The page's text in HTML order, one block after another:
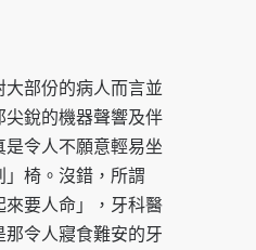
大部份的病人而言並
尖銳的機器聲響及伴
是令人不願意輕易坐
」椅。沒錯，所謂
來要人命」，牙科醫
那令人寢食難安的牙